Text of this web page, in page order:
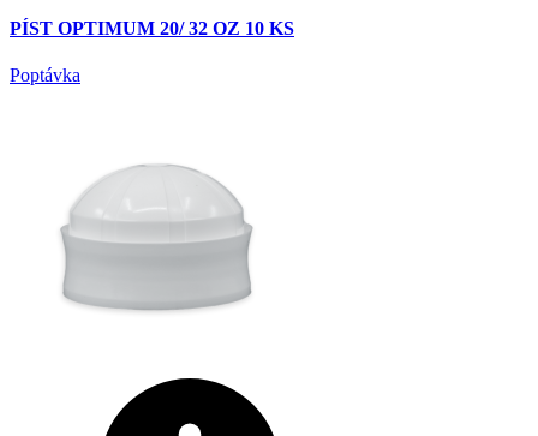
PÍST OPTIMUM 20/ 32 OZ 10 KS
Poptávka